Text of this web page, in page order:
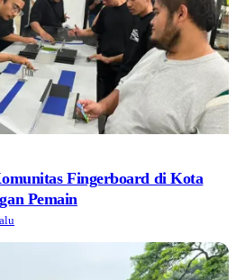
Fingerboard di Kota
Pemain